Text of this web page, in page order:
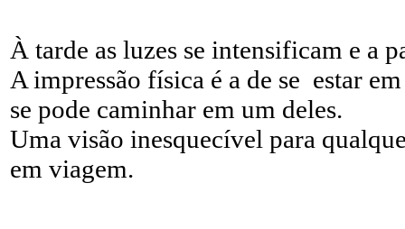
À tarde as luzes se intensificam e a
A impressão física é a de se estar
se pode caminhar em um deles.
Uma visão inesquecível para
em viagem.